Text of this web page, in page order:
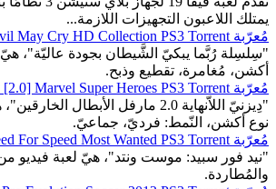
يمتلك اللاعبون التجهيزات اللازمة...
مُعرّبة Devil May Cry HD Collection PS3 Torrent
"سِلسِلة رُبَّما يبكيّ الشَّيطان بجودة عاليّة"، هيّ
أكشن، مُغامرة، تقطيع وذبح.
مُعرّبة Disney Infinity [2.0] Marvel Super Heroes PS3 Torrent
"دِيزنيّ اللاّنهاية 2.0 مارفل الأبطال
نوع أكشن، النّمط: فرديّ، جماعيّ.
مُعرّبة Need For Speed Most Wanted PS3 Torrent
"نيد فور سبيد: موست ونتد"، هيّ لعبة فيديو
والمُطاردة.